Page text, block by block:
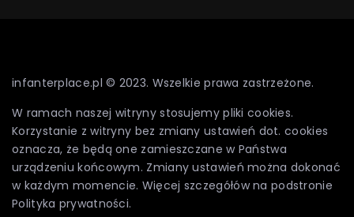
infanterplace.pl © 2023. Wszelkie prawa zastrzeżone.
W ramach naszej witryny stosujemy pliki cookies.
Korzystanie z witryny bez zmiany ustawień dot. cookies
oznacza, że będą one zamieszczane w Państwa
urządzeniu końcowym. Zmiany ustawień można dokonać
w każdym momencie. Więcej szczegółów na podstronie
Polityka prywatności.